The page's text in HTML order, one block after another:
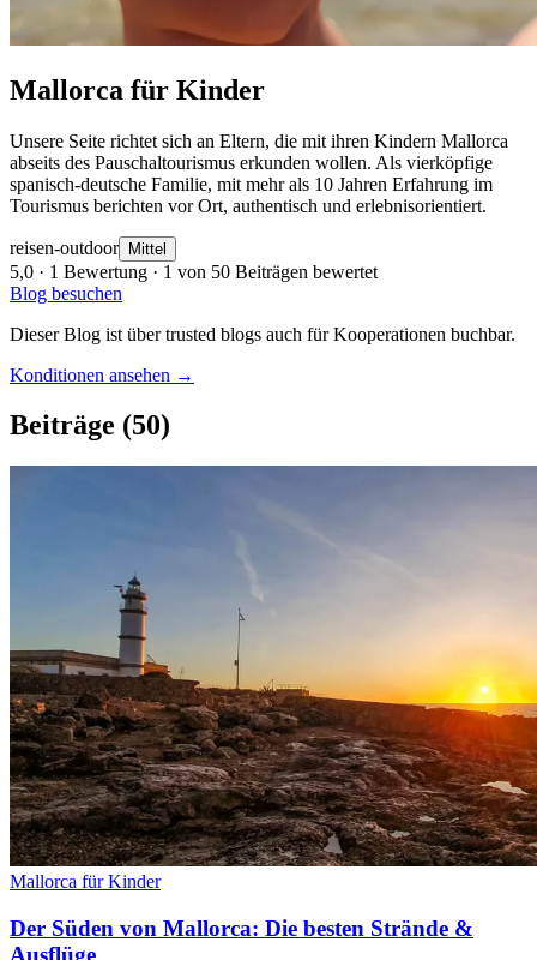
Mallorca für Kinder
Unsere Seite richtet sich an Eltern, die mit ihren Kindern Mallorca
abseits des Pauschaltourismus erkunden wollen. Als vierköpfige
spanisch-deutsche Familie, mit mehr als 10 Jahren Erfahrung im
Tourismus berichten vor Ort, authentisch und erlebnisorientiert.
reisen-outdoor Mittel
5,0 · 1 Bewertung · 1 von 50 Beiträgen bewertet
Blog besuchen
Dieser Blog ist über trusted blogs auch für Kooperationen buchbar.
Konditionen ansehen →
Beiträge (50)
Mallorca für Kinder
Der Süden von Mallorca: Die besten Strände &
Ausflüge